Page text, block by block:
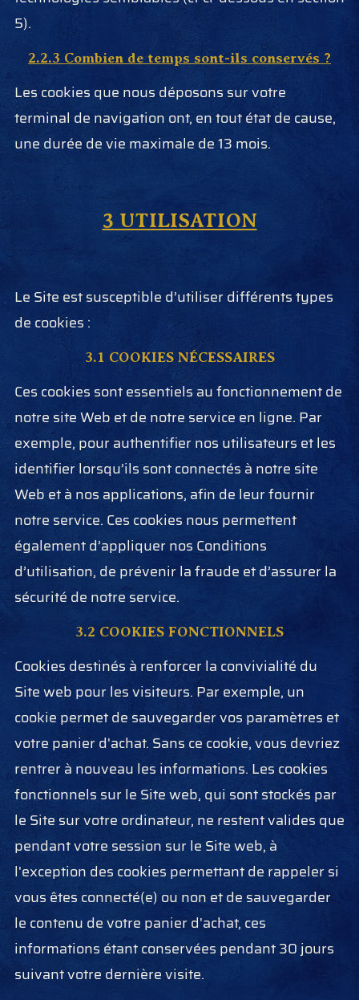
5).
2.2.3 Combien de temps sont-ils conservés ?
Les cookies que nous déposons sur votre
terminal de navigation ont, en tout état de cause,
une durée de vie maximale de 13 mois.
3 UTILISATION
Le Site est susceptible d’utiliser différents types
de cookies :
3.1 COOKIES NÉCESSAIRES
Ces cookies sont essentiels au fonctionnement de
notre site Web et de notre service en ligne. Par
exemple, pour authentifier nos utilisateurs et les
identifier lorsqu’ils sont connectés à notre site
Web et à nos applications, afin de leur fournir
notre service. Ces cookies nous permettent
également d’appliquer nos Conditions
d’utilisation, de prévenir la fraude et d’assurer la
sécurité de notre service.
3.2 COOKIES FONCTIONNELS
Cookies destinés à renforcer la convivialité du
Site web pour les visiteurs. Par exemple, un
cookie permet de sauvegarder vos paramètres et
votre panier d'achat. Sans ce cookie, vous devriez
rentrer à nouveau les informations. Les cookies
fonctionnels sur le Site web, qui sont stockés par
le Site sur votre ordinateur, ne restent valides que
pendant votre session sur le Site web, à
l'exception des cookies permettant de rappeler si
vous êtes connecté(e) ou non et de sauvegarder
le contenu de votre panier d'achat, ces
informations étant conservées pendant 30 jours
suivant votre dernière visite.